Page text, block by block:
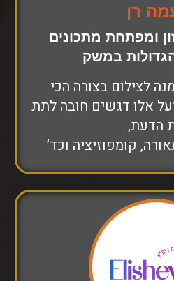
רן
ומפתחת מתכונים
במשק
לצילום בצורה הכי
אלו דגשים חובה לתת
הדעת,
קומפוזיציה וכד’